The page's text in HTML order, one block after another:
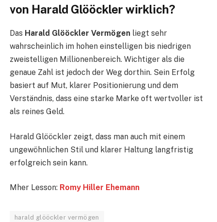
von Harald Glööckler wirklich?
Das Harald Glööckler Vermögen liegt sehr
wahrscheinlich im hohen einstelligen bis niedrigen
zweistelligen Millionenbereich. Wichtiger als die
genaue Zahl ist jedoch der Weg dorthin. Sein Erfolg
basiert auf Mut, klarer Positionierung und dem
Verständnis, dass eine starke Marke oft wertvoller ist
als reines Geld.
Harald Glööckler zeigt, dass man auch mit einem
ungewöhnlichen Stil und klarer Haltung langfristig
erfolgreich sein kann.
Mher Lesson: Romy Hiller Ehemann
harald glööckler vermögen